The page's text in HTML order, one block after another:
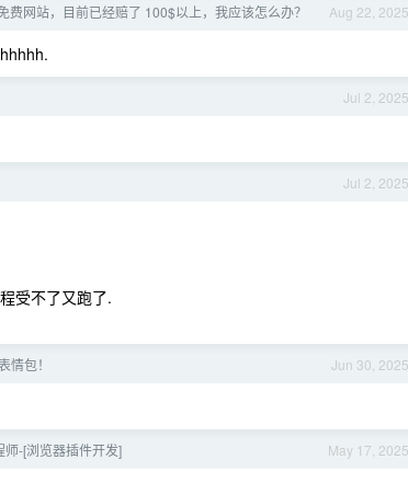
Aug 22, 2025
费网站，目前已经赔了 100$以上，我应该怎么办？
Jul 2, 2025
Jul 2, 2025
受不了又跑了.
Jun 30, 2025
情包！
May 17, 2025
-[浏览器插件开发]